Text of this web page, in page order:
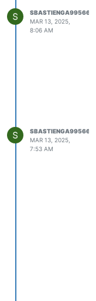
SBASTIENGA99566
MAR 13, 2025,
8:06 AM
SBASTIENGA99566
MAR 13, 2025,
7:53 AM